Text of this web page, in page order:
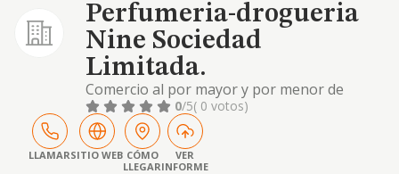
Perfumeria-drogueria
Nine Sociedad
Limitada.
Comercio al por mayor y por menor de
productos de perfumería y cosmética
0/5( 0 votos)
LLAMARSITIO WEB CÓMO
LLEGAR
VER
INFORME